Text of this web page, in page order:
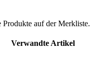
Produkte auf der Merkliste.
Verwandte Artikel